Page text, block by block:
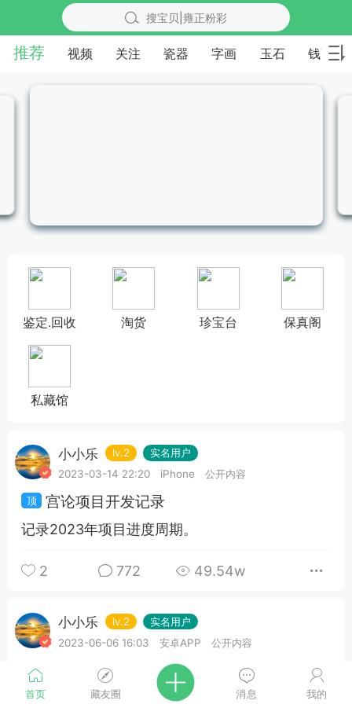
首页 藏友圈 消息 我的
搜宝贝|雍正粉彩
推荐 视频 关注 瓷器 字画 玉石 钱币
鉴定.回收 淘货 珍宝台 保真阁
私藏馆
小小乐 lv.2
实名用户
2023-03-14 22:20
iPhone 公开内容
宫论项目开发记录
记录2023年项目进度周期。
2 772 49.54w
小小乐 lv.2
实名用户
2023-06-06 16:03
安卓APP 公开内容
文章测试